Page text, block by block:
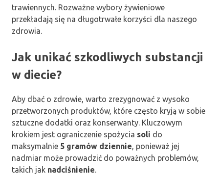
trawiennych. Rozważne wybory żywieniowe
przekładają się na długotrwałe korzyści dla naszego
zdrowia.
Jak unikać szkodliwych substancji
w diecie?
Aby dbać o zdrowie, warto zrezygnować z wysoko
przetworzonych produktów, które często kryją w sobie
sztuczne dodatki oraz konserwanty. Kluczowym
krokiem jest ograniczenie spożycia soli do
maksymalnie 5 gramów dziennie, ponieważ jej
nadmiar może prowadzić do poważnych problemów,
takich jak nadciśnienie.